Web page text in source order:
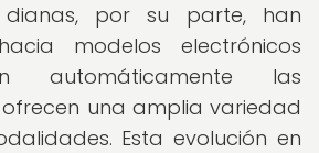
por su parte, han
modelos electrónicos
automáticamente las
una amplia variedad
Esta evolución en